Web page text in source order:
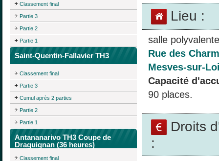
Classement final
Partie 3
Partie 2
Partie 1
Saint-Quentin-Fallavier TH3
Classement final
Partie 3
Cumul après 2 parties
Partie 2
Partie 1
Antananarivo TH3 Coupe de
Draguignan (36 heures)
Classement final
Lieu :
salle polyvalente
Rue des
Mesves-sur-
Capacité
90 places.
Droits
: